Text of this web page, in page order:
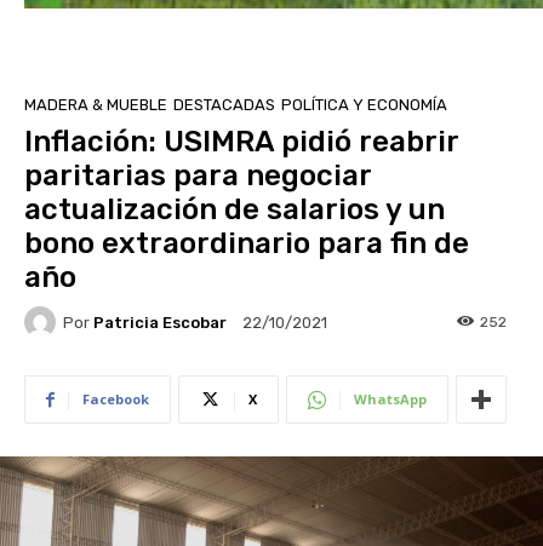
MADERA & MUEBLE DESTACADAS POLÍTICA Y ECONOMÍA
Inflación: USIMRA pidió reabrir
paritarias para negociar
actualización de salarios y un
bono extraordinario para fin de
año
Por Patricia Escobar 22/10/2021 252
Facebook X WhatsApp